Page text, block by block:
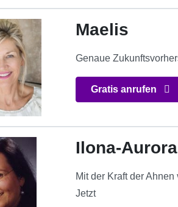
Maelis
Genaue
Gratis anrufen
Ilona-Aurora
Mit der Kraft der
Jetzt